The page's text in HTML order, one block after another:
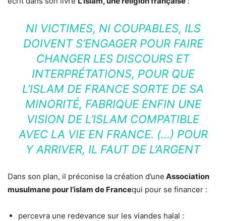
NI VICTIMES, NI COUPABLES, ILS
DOIVENT S’ENGAGER POUR FAIRE
CHANGER LES DISCOURS ET
INTERPRÉTATIONS, POUR QUE
L’ISLAM DE FRANCE SORTE DE SA
MINORITÉ, FABRIQUE ENFIN UNE
VISION DE L’ISLAM COMPATIBLE
AVEC LA VIE EN FRANCE. (…) POUR
Y ARRIVER, IL FAUT DE L’ARGENT
Dans son plan, il préconise la création d’une Association
musulmane pour l’islam de Francequi pour se financer :
percevra une redevance sur les viandes halal :